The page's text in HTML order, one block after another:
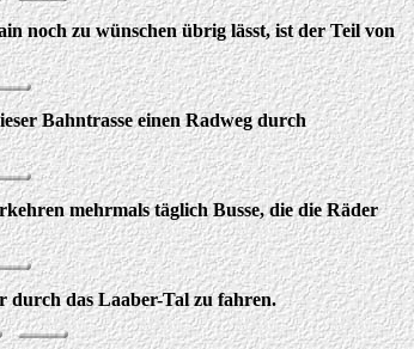
noch zu wünschen übrig lässt, ist der Teil von
Bahntrasse einen Radweg durch
mehrmals täglich Busse, die die Räder
durch das Laaber-Tal zu fahren.